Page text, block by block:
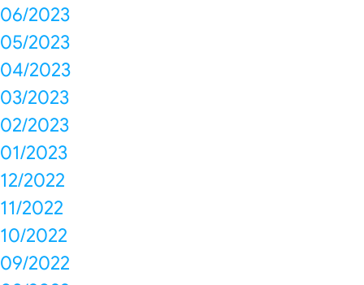
06/2023
05/2023
04/2023
03/2023
02/2023
01/2023
12/2022
11/2022
10/2022
09/2022